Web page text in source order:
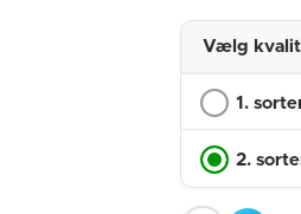
Vælg
1.
2.